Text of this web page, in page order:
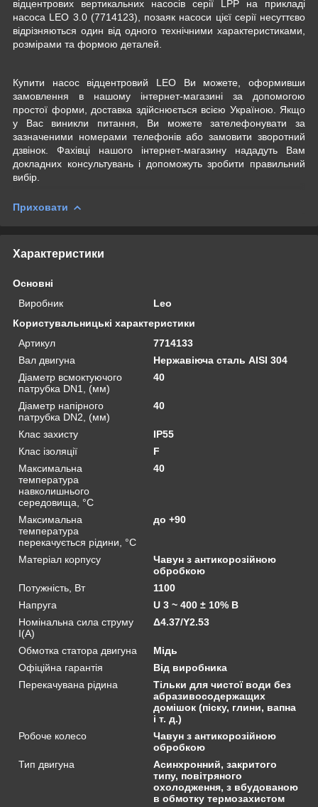
відцентрових вертикальних насосів серії LPP на прикладі
насоса LEO 3.0 (7714123), позаяк насоси цієї серії несуттєво
відрізняються один від одного технічними характеристиками,
розмірами та формою деталей.
Купити насос відцентровий LEO Ви можете, оформивши
замовлення в нашому інтернет-магазині за допомогою
простої форми, доставка здійснюється всією Україною. Якщо
у Вас виникли питання, Ви можете зателефонувати за
зазначеними номерами телефонів або замовити зворотний
дзвінок. Фахівці нашого інтернет-магазину нададуть Вам
докладних консультувань і допоможуть зробити правильний
вибір.
Приховати
Характеристики
Основні
Виробник
Leo
Користувальницькі характеристики
Артикул
7714133
Вал двигуна
Нержавіюча сталь AISI 304
Діаметр всмоктуючого
патрубка DN1, (мм)
40
Діаметр напірного
патрубка DN2, (мм)
40
Клас захисту
IP55
Клас ізоляції
F
Максимальна
температура
навколишнього
середовища, °C
40
Максимальна
температура
перекачується рідини, °C
до +90
Матеріал корпусу
Чавун з антикорозійною
обробкою
Потужність, Вт
1100
Напруга
U 3 ~ 400 ± 10% В
Номінальна сила струму
I(А)
Δ4.37/Y2.53
Обмотка статора двигуна
Мідь
Офіційна гарантія
Від виробника
Перекачувана рідина
Тільки для чистої води без
абразивосодержащих
домішок (піску, глини, вапна
і т. д.)
Робоче колесо
Чавун з антикорозійною
обробкою
Тип двигуна
Асинхронний, закритого
типу, повітряного
охолодження, з вбудованою
в обмотку термозахистом